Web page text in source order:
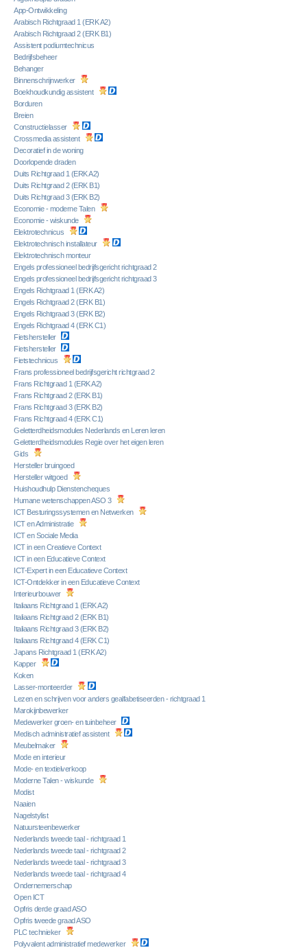
App-Ontwikkeling
Arabisch Richtgraad 1 (ERK A2)
Arabisch Richtgraad 2 (ERK B1)
Assistent podiumtechnicus
Bedrijfsbeheer
Behanger
Binnenschrijnwerker
Boekhoudkundig assistent
Borduren
Breien
Constructielasser
Crossmedia assistent
Decoratief in de woning
Doorlopende draden
Duits Richtgraad 1 (ERK A2)
Duits Richtgraad 2 (ERK B1)
Duits Richtgraad 3 (ERK B2)
Economie - moderne Talen
Economie - wiskunde
Elektrotechnicus
Elektrotechnisch installateur
Elektrotechnisch monteur
Engels professioneel bedrijfsgericht richtgraad 2
Engels professioneel bedrijfsgericht richtgraad 3
Engels Richtgraad 1 (ERK A2)
Engels Richtgraad 2 (ERK B1)
Engels Richtgraad 3 (ERK B2)
Engels Richtgraad 4 (ERK C1)
Fietshersteller
Fietshersteller
Fietstechnicus
Frans professioneel bedrijfsgericht richtgraad 2
Frans Richtgraad 1 (ERK A2)
Frans Richtgraad 2 (ERK B1)
Frans Richtgraad 3 (ERK B2)
Frans Richtgraad 4 (ERK C1)
Geletterdheidsmodules Nederlands en Leren leren
Geletterdheidsmodules Regie over het eigen leren
Gids
Hersteller bruingoed
Hersteller witgoed
Huishoudhulp Dienstencheques
Humane wetenschappen ASO 3
ICT Besturingssystemen en Netwerken
ICT en Administratie
ICT en Sociale Media
ICT in een Creatieve Context
ICT in een Educatieve Context
ICT-Expert in een Educatieve Context
ICT-Ontdekker in een Educatieve Context
Interieurbouwer
Italiaans Richtgraad 1 (ERK A2)
Italiaans Richtgraad 2 (ERK B1)
Italiaans Richtgraad 3 (ERK B2)
Italiaans Richtgraad 4 (ERK C1)
Japans Richtgraad 1 (ERK A2)
Kapper
Koken
Lasser-monteerder
Lezen en schrijven voor anders gealfabetiseerden - richtgraad 1
Marokijnbewerker
Medewerker groen- en tuinbeheer
Medisch administratief assistent
Meubelmaker
Mode en interieur
Mode- en textielverkoop
Moderne Talen - wiskunde
Modist
Naaien
Nagelstylist
Natuursteenbewerker
Nederlands tweede taal - richtgraad 1
Nederlands tweede taal - richtgraad 2
Nederlands tweede taal - richtgraad 3
Nederlands tweede taal - richtgraad 4
Ondernemerschap
Open ICT
Opfris derde graad ASO
Opfris tweede graad ASO
PLC technieker
Polyvalent administratief medewerker